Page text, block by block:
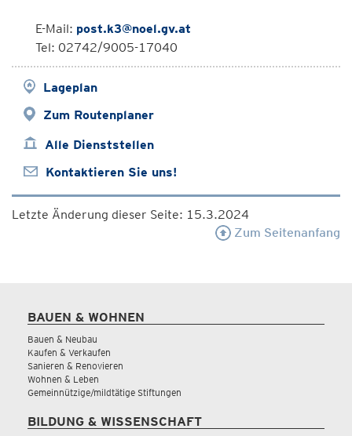
E-Mail: post.k3@noel.gv.at
Tel: 02742/9005-17040
Lageplan
Zum Routenplaner
Alle Dienststellen
Kontaktieren Sie uns!
Letzte Änderung dieser Seite: 15.3.2024
Zum Seitenanfang
BAUEN & WOHNEN
Bauen & Neubau
Kaufen & Verkaufen
Sanieren & Renovieren
Wohnen & Leben
Gemeinnützige/mildtätige Stiftungen
BILDUNG & WISSENSCHAFT